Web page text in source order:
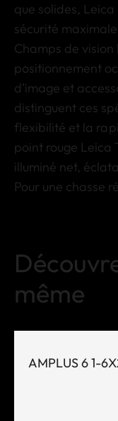
que solides,
sécurité
Champs de vision
positionnement
d’image et
distinguent ces
flexibilité et la
point rouge Leica
illuminé net,
Pour une chasse
même
AMPLUS 6 1-